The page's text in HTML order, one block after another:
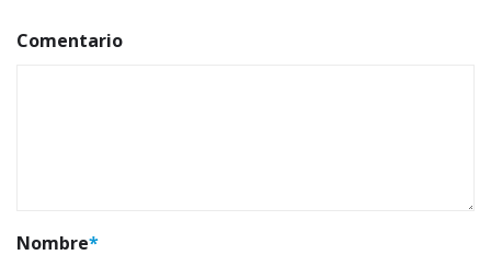
Comentario
Nombre*